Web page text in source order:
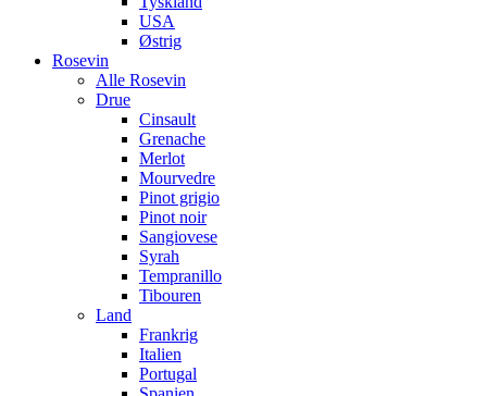
USA
Østrig
Rosevin
Alle Rosevin
Drue
Cinsault
Grenache
Merlot
Mourvedre
Pinot grigio
Pinot noir
Sangiovese
Syrah
Tempranillo
Tibouren
Land
Frankrig
Italien
Portugal